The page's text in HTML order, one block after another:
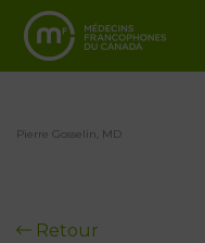
Pierre Gosselin, MD
Retour